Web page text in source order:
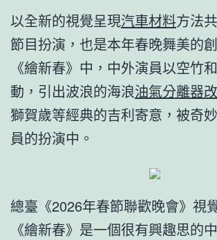
以全新的視覺呈現汽車材料方法
節目扮演，也是本年春晚舞美的
《繪新春》中，中外演員以空竹
動，引出波浪的海浪油氣分離器
獅賀歲等經典的吉利寄意，被奇
員的扮演中。
總臺《2026年春節聯歡晚會》視
《繪新春》是一個很有興趣思的